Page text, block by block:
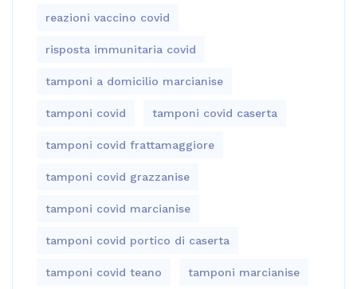
reazioni vaccino covid
risposta immunitaria covid
tamponi a domicilio marcianise
tamponi covid tamponi covid caserta
tamponi covid frattamaggiore
tamponi covid grazzanise
tamponi covid marcianise
tamponi covid portico di caserta
tamponi covid teano tamponi marcianise